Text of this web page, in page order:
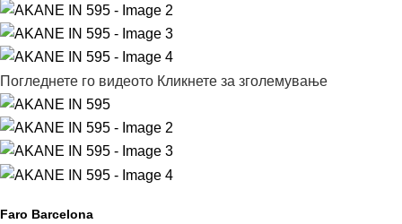
Погледнете го видеото Кликнете за зголемување
Faro Barcelona